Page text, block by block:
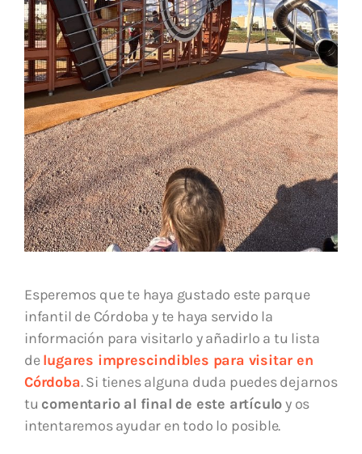
Esperemos que te haya gustado este parque
infantil de Córdoba y te haya servido la
información para visitarlo y añadirlo a tu lista
delugares imprescindibles para visitar en
Córdoba. Si tienes alguna duda puedes dejarnos
tu comentario al final de este artículoy os
intentaremos ayudar en todo lo posible.